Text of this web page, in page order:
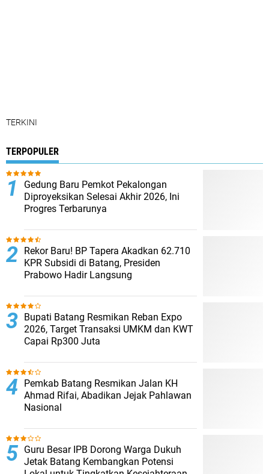
TERKINI
TERPOPULER
Gedung Baru Pemkot Pekalongan
Diproyeksikan Selesai Akhir 2026, Ini
Progres Terbarunya
Rekor Baru! BP Tapera Akadkan 62.710
KPR Subsidi di Batang, Presiden
Prabowo Hadir Langsung
Bupati Batang Resmikan Reban Expo
2026, Target Transaksi UMKM dan KWT
Capai Rp300 Juta
Pemkab Batang Resmikan Jalan KH
Ahmad Rifai, Abadikan Jejak Pahlawan
Nasional
Guru Besar IPB Dorong Warga Dukuh
Jetak Batang Kembangkan Potensi